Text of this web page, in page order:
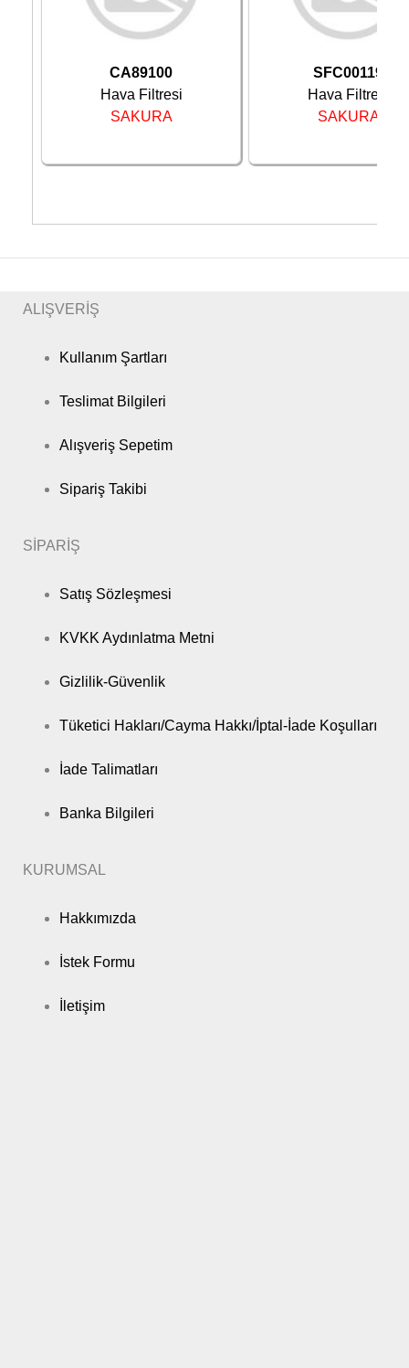
CA89100
Hava Filtresi
SAKURA
SFC00119
Hava Filtresi
SAKURA
ALIŞVERİŞ
Kullanım Şartları
Teslimat Bilgileri
Alışveriş Sepetim
Sipariş Takibi
SİPARİŞ
Satış Sözleşmesi
KVKK Aydınlatma Metni
Gizlilik-Güvenlik
Tüketici Hakları/Cayma Hakkı/İptal-İade Koşulları
İade Talimatları
Banka Bilgileri
KURUMSAL
Hakkımızda
İstek Formu
İletişim